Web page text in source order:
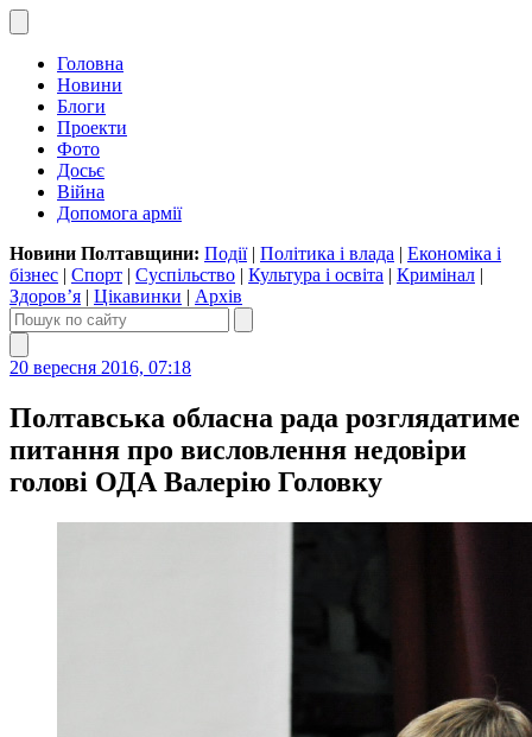
Головна
Новини
Блоги
Проекти
Фото
Досьє
Війна
Допомога армії
Новини Полтавщини: Події| Політика і влада | Економіка і
бізнес | Спорт | Суспільство | Культура і освіта | Кримінал |
Здоров’я | Цікавинки | Архів
20 вересня 2016, 07:18
Полтавська обласна рада розглядатиме
питання про висловлення недовіри
голові ОДА Валерію Головку